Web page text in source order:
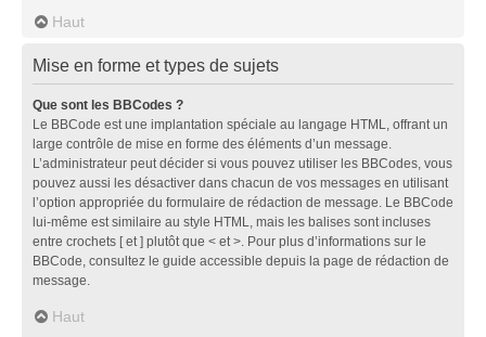
Haut
Mise en forme et types de sujets
Que sont les BBCodes ?
Le BBCode est une implantation spéciale au langage HTML, offrant un
large contrôle de mise en forme des éléments d’un message.
L’administrateur peut décider si vous pouvez utiliser les BBCodes, vous
pouvez aussi les désactiver dans chacun de vos messages en utilisant
l’option appropriée du formulaire de rédaction de message. Le BBCode
lui-même est similaire au style HTML, mais les balises sont incluses
entre crochets [ et ] plutôt que < et >. Pour plus d’informations sur le
BBCode, consultez le guide accessible depuis la page de rédaction de
message.
Haut